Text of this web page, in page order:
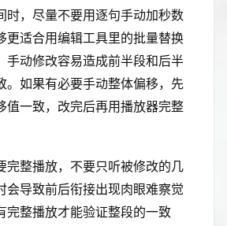
时，尽量不要用逐句手动加秒数
更适合用编辑工具里的批量替换
手动修改容易造成前半段和后半
。如果有必要手动整体偏移，先
值一致，改完后再用播放器完整
完整播放，不要只听被修改的几
会导致前后衔接出现肉眼难察觉
完整播放才能验证整段的一致